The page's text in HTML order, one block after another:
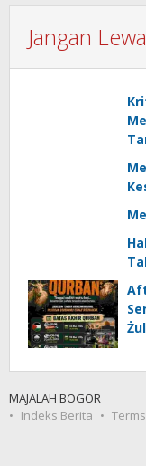
Jangan
MAJALAH BOGOR
Indeks Berita